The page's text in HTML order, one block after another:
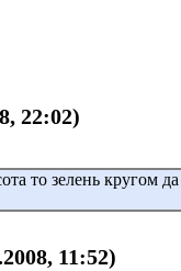
22:02)
то зелень кругом
11:52)